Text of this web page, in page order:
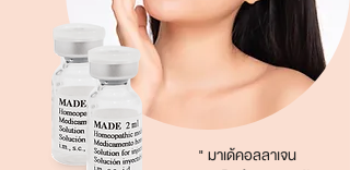
" มาเด้คอลลาเจน